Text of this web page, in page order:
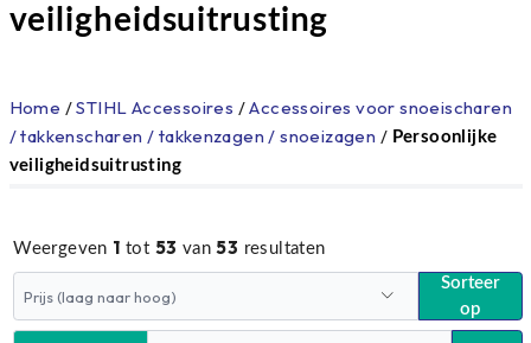
veiligheidsuitrusting
Home /STIHL Accessoires /Accessoires voor snoeischaren
/ takkenscharen / takkenzagen / snoeizagen / Persoonlijke
veiligheidsuitrusting
Weergeven 1 tot 53 van53 resultaten
Sorteer
op